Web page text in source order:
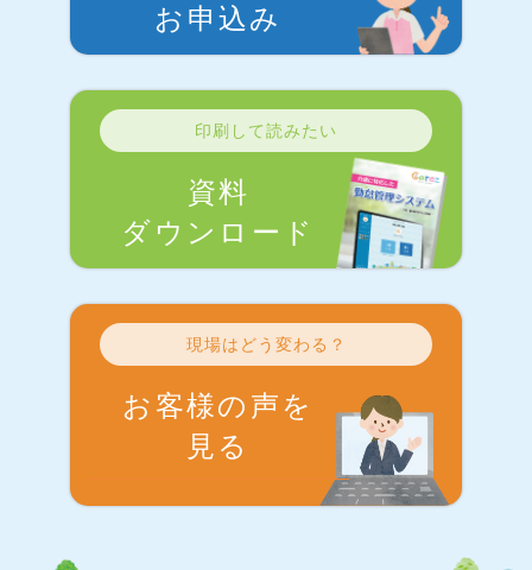
お申込み
印刷して読みたい
資料
ダウンロード
現場はどう変わる？
お客様の声を
見る